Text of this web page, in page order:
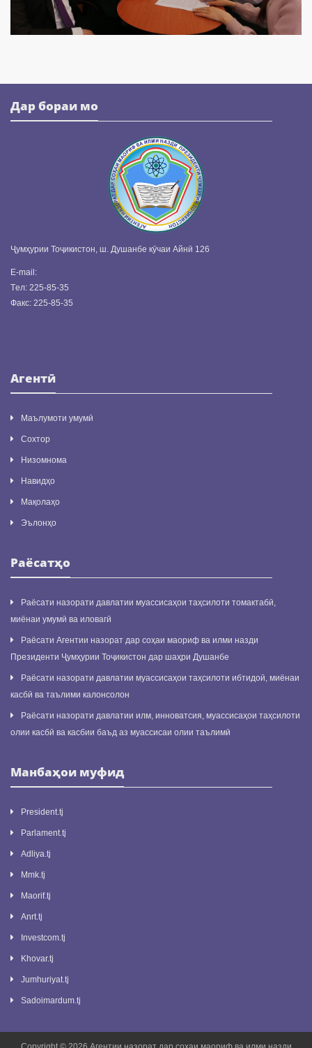
Дар бораи мо
Ҷумҳурии Тоҷикистон, ш. Душанбе кӯчаи Айнӣ 126
E-mail:
Tел: 225-85-35
Факс: 225-85-35
Агентӣ
Маълумоти умумӣ
Сохтор
Низомнома
Навидҳо
Мақолаҳо
Эълонҳо
Раёсатҳо
Раёсати назорати давлатии муассисаҳои таҳсилоти томактабӣ,
миёнаи умумӣ ва иловагӣ
Раёсати Агентии назорат дар соҳаи маориф ва илми назди
Президенти Ҷумҳурии Тоҷикистон дар шаҳри Душанбе
Раёсати назорати давлатии муассисаҳои таҳсилоти ибтидоӣ, миёнаи
касбӣ ва таълими калонсолон
Раёсати назорати давлатии илм, инноватсия, муассисаҳои таҳсилоти
олии касбӣ ва касбии баъд аз муассисаи олии таълимӣ
Манбаҳои муфид
President.tj
Parlament.tj
Adliya.tj
Mmk.tj
Maorif.tj
Anrt.tj
Investcom.tj
Khovar.tj
Jumhuriyat.tj
Sadoimardum.tj